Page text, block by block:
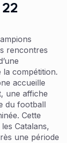
22
rencontres
compétition.
accueille
une affiche
du football
Cette
Catalans,
une période